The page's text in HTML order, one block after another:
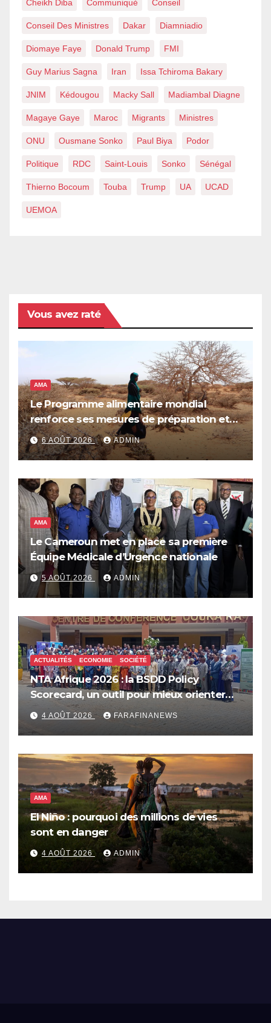
Cheikh Diba Communiqué Conseil
Conseil Des Ministres Dakar Diamniadio
Diomaye Faye Donald Trump FMI
Guy Marius Sagna Iran Issa Tchiroma Bakary
JNIM Kédougou Macky Sall Madiambal Diagne
Magaye Gaye Maroc Migrants Ministres
ONU Ousmane Sonko Paul Biya Podor
Politique RDC Saint-Louis Sonko Sénégal
Thierno Bocoum Touba Trump UA UCAD
UEMOA
Vous avez raté
AMA
Le Programme alimentaire mondial
renforce ses mesures de préparation et
de réponse face à la menace d’El Niño,
qui pourrait plonger des dizaines de
millions de personnes dans l’insécurité
alimentaire aiguë
6 AOÛT 2026 ADMIN
AMA
Le Cameroun met en place sa première
Équipe Médicale d’Urgence nationale
5 AOÛT 2026 ADMIN
ACTUALITÉS ECONOMIE SOCIÉTÉ
NTA Afrique 2026 : la BSDD Policy
Scorecard, un outil pour mieux orienter
les dépenses publiques
4 AOÛT 2026 FARAFINANEWS
AMA
El Niño : pourquoi des millions de vies
sont en danger
4 AOÛT 2026 ADMIN